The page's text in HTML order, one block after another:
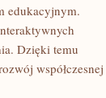
edukacyjnym.
Dzięki temu
współczesnej